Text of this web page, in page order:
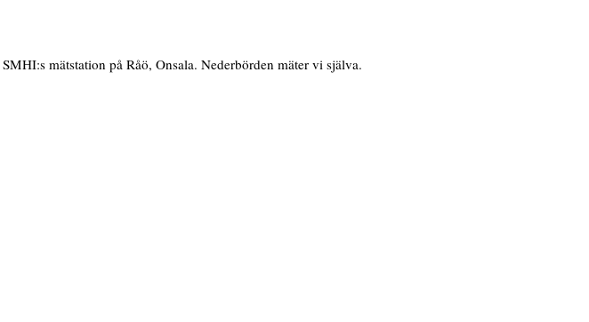
mätstation på Råö, Onsala. Nederbörden mäter vi själva.